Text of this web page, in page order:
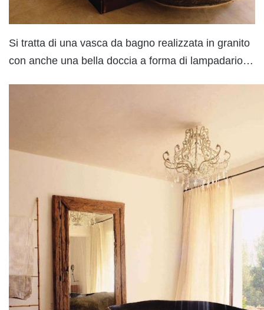
Si tratta di una vasca da bagno realizzata in granito
con anche una bella doccia a forma di lampadario…